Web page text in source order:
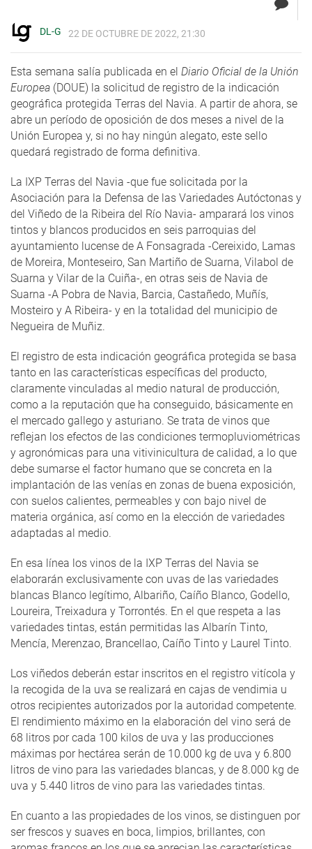
DL-G 22 DE OCTUBRE DE 2022, 21:30
Esta semana salía publicada en el Diario Oficial de la Unión
Europea (DOUE) la solicitud de registro de la indicación
geográfica protegida Terras del Navia. A partir de ahora, se
abre un período de oposición de dos meses a nivel de la
Unión Europea y, si no hay ningún alegato, este sello
quedará registrado de forma definitiva.
La IXP Terras del Navia -que fue solicitada por la
Asociación para la Defensa de las Variedades Autóctonas y
del Viñedo de la Ribeira del Río Navia- amparará los vinos
tintos y blancos producidos en seis parroquias del
ayuntamiento lucense de A Fonsagrada -Cereixido, Lamas
de Moreira, Monteseiro, San Martiño de Suarna, Vilabol de
Suarna y Vilar de la Cuiña-, en otras seis de Navia de
Suarna -A Pobra de Navia, Barcia, Castañedo, Muñís,
Mosteiro y A Ribeira- y en la totalidad del municipio de
Negueira de Muñiz.
El registro de esta indicación geográfica protegida se basa
tanto en las características específicas del producto,
claramente vinculadas al medio natural de producción,
como a la reputación que ha conseguido, básicamente en
el mercado gallego y asturiano. Se trata de vinos que
reflejan los efectos de las condiciones termopluviométricas
y agronómicas para una vitivinicultura de calidad, a lo que
debe sumarse el factor humano que se concreta en la
implantación de las venías en zonas de buena exposición,
con suelos calientes, permeables y con bajo nivel de
materia orgánica, así como en la elección de variedades
adaptadas al medio.
En esa línea los vinos de la IXP Terras del Navia se
elaborarán exclusivamente con uvas de las variedades
blancas Blanco legítimo, Albariño, Caíño Blanco, Godello,
Loureira, Treixadura y Torrontés. En el que respeta a las
variedades tintas, están permitidas las Albarín Tinto,
Mencía, Merenzao, Brancellao, Caíño Tinto y Laurel Tinto.
Los viñedos deberán estar inscritos en el registro vitícola y
la recogida de la uva se realizará en cajas de vendimia u
otros recipientes autorizados por la autoridad competente.
El rendimiento máximo en la elaboración del vino será de
68 litros por cada 100 kilos de uva y las producciones
máximas por hectárea serán de 10.000 kg de uva y 6.800
litros de vino para las variedades blancas, y de 8.000 kg de
uva y 5.440 litros de vino para las variedades tintas.
En cuanto a las propiedades de los vinos, se distinguen por
ser frescos y suaves en boca, limpios, brillantes, con